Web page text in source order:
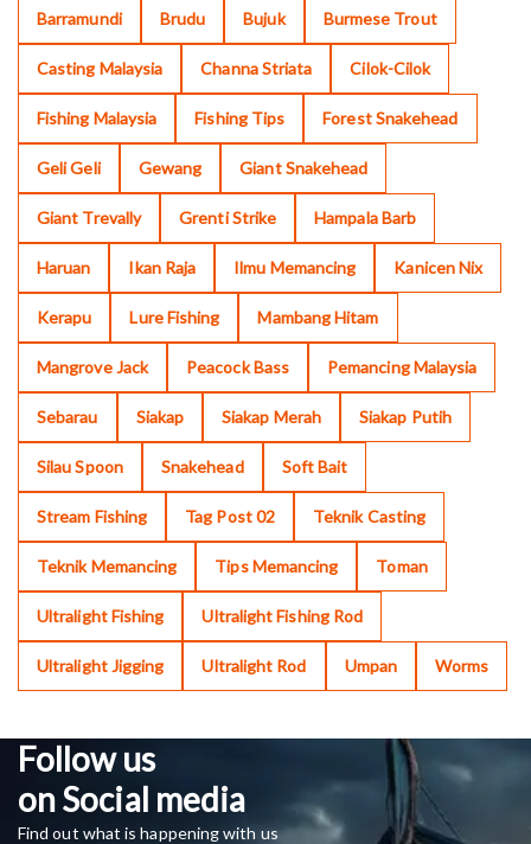
Barramundi Brudu Bujuk Burmese Trout
Casting Malaysia Channa Striata Cilok-Cilok
Fishing Malaysia Fishing Tips Forest Snakehead
Geli Geli Gewang Giant Snakehead
Giant Trevally Grenti Strike Hampala Barb
Haruan Ikan Raja Ilmu Memancing Kanicen Nix
Kerapu Lure Fishing Mambang Hitam
Mangrove Jack Peacock Bass Pemancing Malaysia
Sebarau Siakap Siakap Merah Siakap Putih
Silau Spoon Snakehead Soft Bait
Stream Fishing Tag Post 02 Teknik Casting
Teknik Memancing Tips Memancing Toman
Ultralight Fishing Ultralight Fishing Rod
Ultralight Jigging Ultralight Rod Umpan Worms
Follow us
on Social media
Find out what is happening with us